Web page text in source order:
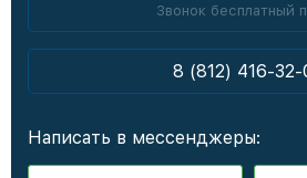
Звонок бесплатный
8 (812) 416-32-
Написать в мессенджеры: